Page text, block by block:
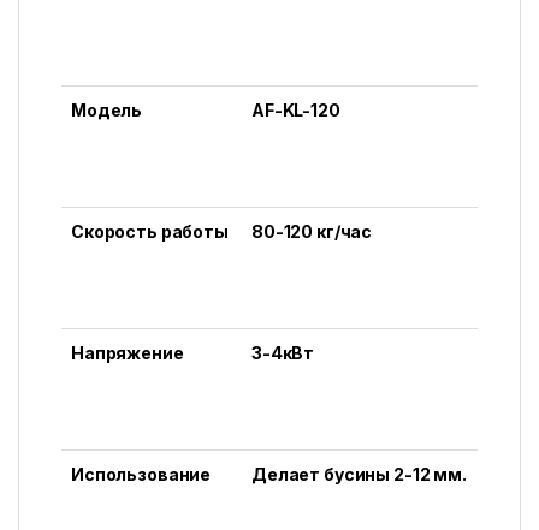
Модель AF-KL-120
Скорость работы 80-120 кг/час
Напряжение 3-4кВт
Использование Делает бусины 2-12 мм.